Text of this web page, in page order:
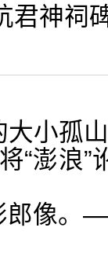
神祠
小孤
“澎浪
郎像。